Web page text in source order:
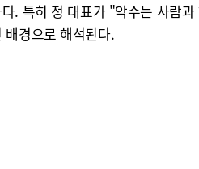
. 특히 정 대표가 "악수는 사람
경으로 해석된다.